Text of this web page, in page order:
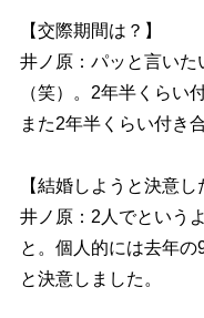
【交際期間は？】
井ノ原：パッと言いた
（笑）。2年半くらい
また2年半くらい付き
【結婚しようと決意し
井ノ原：2人でという
と。個人的には去年の
と決意しました。